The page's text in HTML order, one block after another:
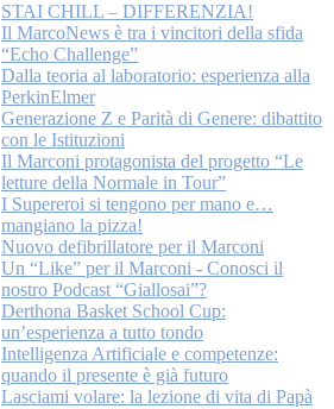
STAI CHILL – DIFFERENZIA!
Il MarcoNews è tra i vincitori della sfida
“Echo Challenge”
Dalla teoria al laboratorio: esperienza alla
PerkinElmer
Generazione Z e Parità di Genere: dibattito
con le Istituzioni
Il Marconi protagonista del progetto “Le
letture della Normale in Tour”
I Supereroi si tengono per mano e…
mangiano la pizza!
Nuovo defibrillatore per il Marconi
Un “Like” per il Marconi - Conosci il
nostro Podcast “Giallosai”?
Derthona Basket School Cup:
un’esperienza a tutto tondo
Intelligenza Artificiale e competenze:
quando il presente è già futuro
Lasciami volare: la lezione di vita di Papà